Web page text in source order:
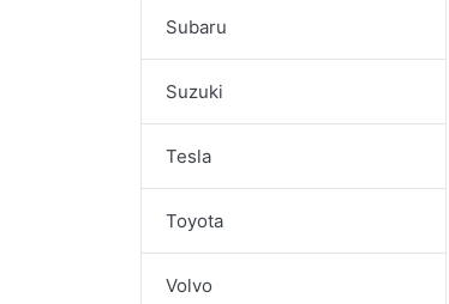
Subaru
Suzuki
Tesla
Toyota
Volvo